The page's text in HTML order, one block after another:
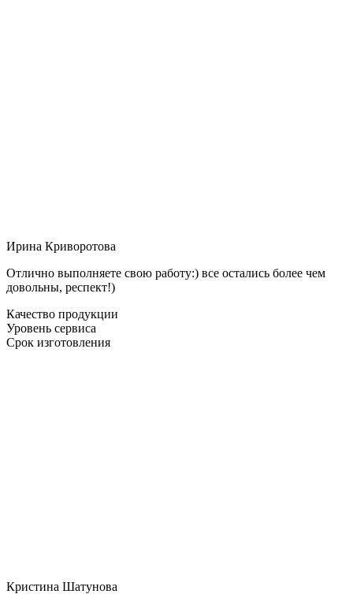
Ирина Криворотова
Отлично выполняете свою работу:) все остались более чем
довольны, респект!)
Качество продукции
Уровень сервиса
Срок изготовления
Кристина Шатунова